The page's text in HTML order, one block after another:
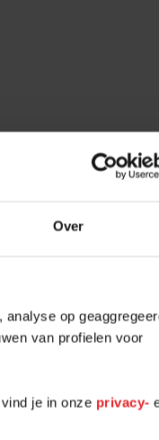
Over
op
van profielen voor
je in onze privacy-